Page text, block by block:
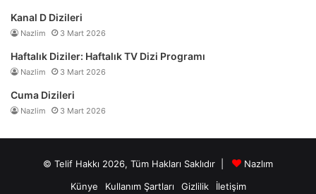
Kanal D Dizileri
Nazlim 3 Mart 2026
Haftalık Diziler: Haftalık TV Dizi Programı
Nazlim 3 Mart 2026
Cuma Dizileri
Nazlim 3 Mart 2026
© Telif Hakkı 2026, Tüm Hakları Saklıdır |
Nazlım
Künye
Kullanım Şartları Gizlilik İletişim